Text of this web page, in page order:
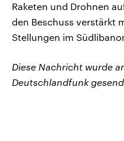
Raketen und Drohnen
den Beschuss verstärkt
Stellungen im
Diese Nachricht wurde
Deutschlandfunk